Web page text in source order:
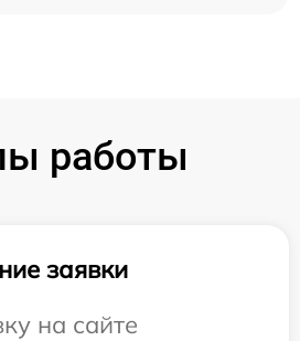
работы
заявки
на сайте